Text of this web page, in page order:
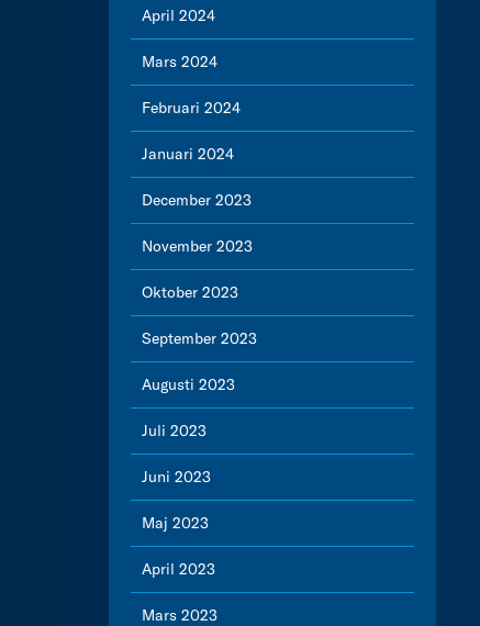
April 2024
Mars 2024
Februari 2024
Januari 2024
December 2023
November 2023
Oktober 2023
September 2023
Augusti 2023
Juli 2023
Juni 2023
Maj 2023
April 2023
Mars 2023